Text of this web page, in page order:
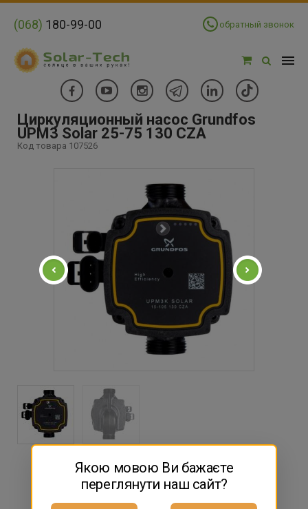
(068) 180-99-00 обратный звонок
Циркуляционный насос Grundfos
UPM3 Solar 25-75 130 CZA
Код товара 107526
НЕТ В НАЛИЧИИ
Якою мовою Ви бажаєте
переглянути наш сайт?